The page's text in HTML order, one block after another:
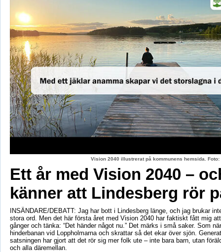
Vision 2040 illustrerat på kommunens hemsida.
Ett år med Vision 2040 –
känner att Lindesberg rör
INSÄNDARE/DEBATT: Jag har bott i Lindesberg länge, och jag brukar
stora ord. Men det här första året med Vision 2040 har faktiskt fått mig
gånger och tänka: “Det händer något nu.” Det märks i små saker. Som
hinderbanan vid Loppholmarna och skrattar så det ekar över sjön.
satsningen har gjort att det rör sig mer folk ute – inte bara barn, utan
och alla däremellan.